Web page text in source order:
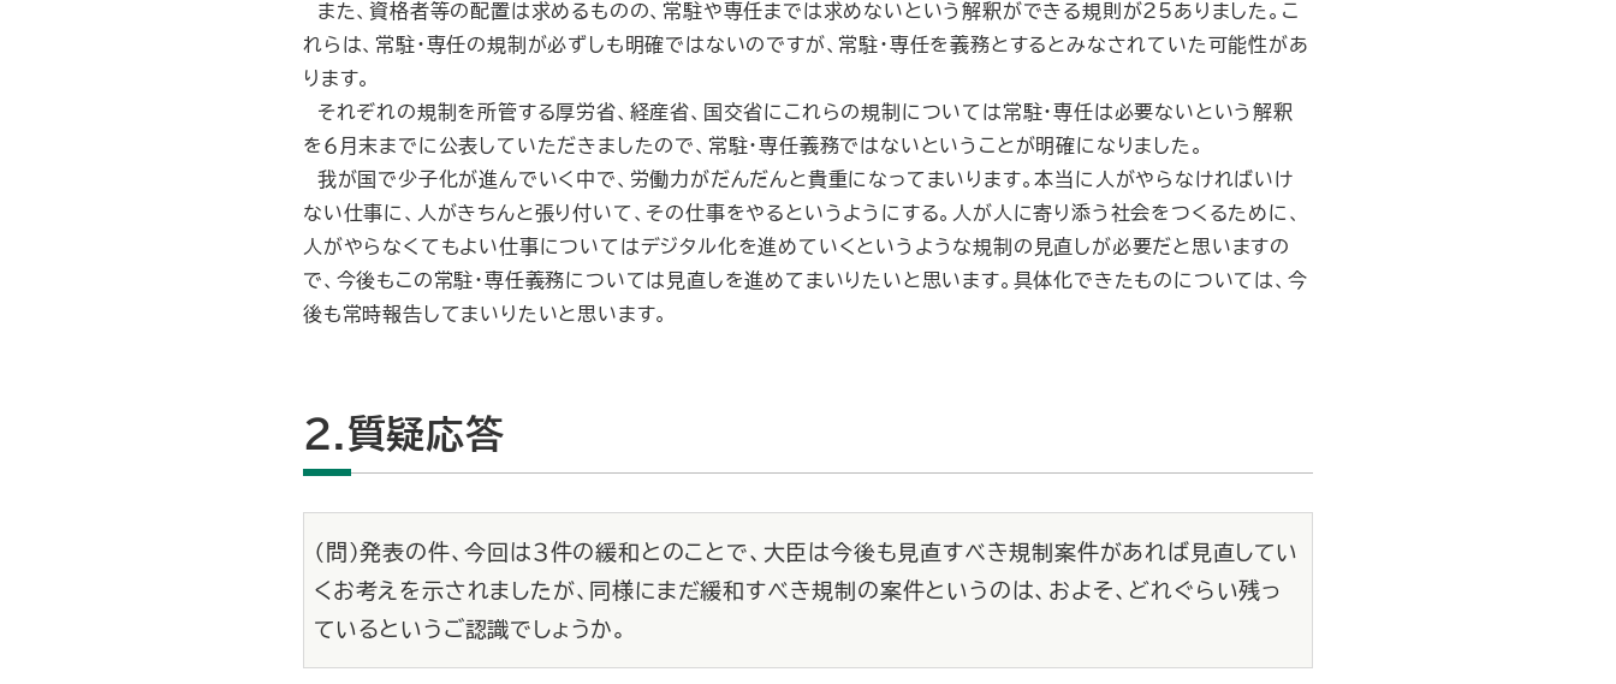
また、資格者等の配置は求めるものの、常駐や専任までは求めないという解釈ができる規則が25ありました。こ
れらは、常駐・専任の規制が必ずしも明確ではないのですが、常駐・専任を義務とするとみなされていた可能性があ
ります。
それぞれの規制を所管する厚労省、経産省、国交省にこれらの規制については常駐・専任は必要ないという解釈
を６月末までに公表していただきましたので、常駐・専任義務ではないということが明確になりました。
我が国で少子化が進んでいく中で、労働力がだんだんと貴重になってまいります。本当に人がやらなければいけ
ない仕事に、人がきちんと張り付いて、その仕事をやるというようにする。人が人に寄り添う社会をつくるために、
人がやらなくてもよい仕事についてはデジタル化を進めていくというような規制の見直しが必要だと思いますの
で、今後もこの常駐・専任義務については見直しを進めてまいりたいと思います。具体化できたものについては、今
後も常時報告してまいりたいと思います。
2.質疑応答
（問）発表の件、今回は３件の緩和とのことで、大臣は今後も見直すべき規制案件があれば見直してい
くお考えを示されましたが、同様にまだ緩和すべき規制の案件というのは、およそ、どれぐらい残っ
ているというご認識でしょうか。